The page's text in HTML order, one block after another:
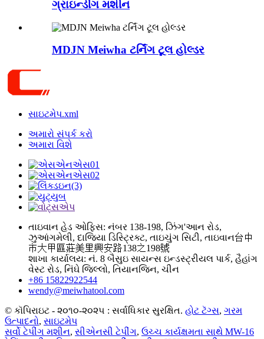
ગ્રાઇન્ડીંગ મશીન
MDJN Meiwha ટર્નિંગ ટૂલ હોલ્ડર
સાઇટમેપ.xml
અમારો સંપર્ક કરો
અમારા વિશે
તાઇવાન હેડ ઓફિસ: નંબર 138-198, ઝિંગ'આન રોડ,
ઝુઆંગમેલી, દાજિયા ડિસ્ટ્રિક્ટ, તાઇચુંગ સિટી, તાઇવાન台中
市大甲區莊美里興安路138之198號
શાખા કાર્યાલય: નં. 8 બૈસુઇ સાયન્સ ઇન્ડસ્ટ્રીયલ પાર્ક, હૈહાંગ
વેસ્ટ રોડ, નિંઘે જિલ્લો, તિયાનજિન, ચીન
+86 15822922544
wendy@meiwhatool.com
© કૉપિરાઇટ - ૨૦૧૦-૨૦૨૫ : સર્વાધિકાર સુરક્ષિત. હોટ ટૅગ્સ, ગરમ
ઉત્પાદનો, સાઇટમેપ
સર્વો ટેપીંગ મશીન, સીએનસી ટેપીંગ, ઉચ્ચ કાર્યક્ષમતા સાથે MW-16